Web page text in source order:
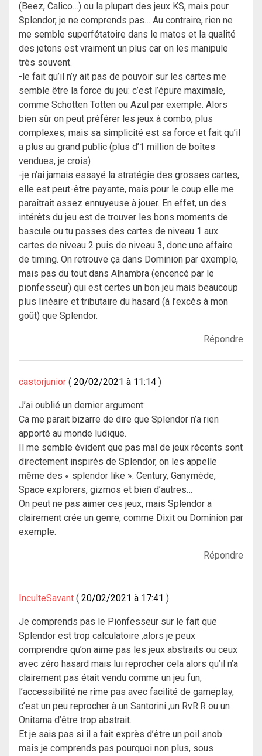
(Beez, Calico…) ou la plupart des jeux KS, mais pour
Splendor, je ne comprends pas… Au contraire, rien ne
me semble superfétatoire dans le matos et la qualité
des jetons est vraiment un plus car on les manipule
très souvent.
-le fait qu’il n’y ait pas de pouvoir sur les cartes me
semble être la force du jeu: c’est l’épure maximale,
comme Schotten Totten ou Azul par exemple. Alors
bien sûr on peut préférer les jeux à combo, plus
complexes, mais sa simplicité est sa force et fait qu’il
a plus au grand public (plus d’1 million de boîtes
vendues, je crois)
-je n’ai jamais essayé la stratégie des grosses cartes,
elle est peut-être payante, mais pour le coup elle me
paraîtrait assez ennuyeuse à jouer. En effet, un des
intérêts du jeu est de trouver les bons moments de
bascule ou tu passes des cartes de niveau 1 aux
cartes de niveau 2 puis de niveau 3, donc une affaire
de timing. On retrouve ça dans Dominion par exemple,
mais pas du tout dans Alhambra (encencé par le
pionfesseur) qui est certes un bon jeu mais beaucoup
plus linéaire et tributaire du hasard (à l’excès à mon
goût) que Splendor.
Répondre
castorjunior 20/02/2021 à 11:14
J’ai oublié un dernier argument:
Ca me parait bizarre de dire que Splendor n’a rien
apporté au monde ludique.
Il me semble évident que pas mal de jeux récents sont
directement inspirés de Splendor, on les appelle
même des « splendor like »: Century, Ganymède,
Space explorers, gizmos et bien d’autres…
On peut ne pas aimer ces jeux, mais Splendor a
clairement crée un genre, comme Dixit ou Dominion par
exemple.
Répondre
InculteSavant 20/02/2021 à 17:41
Je comprends pas le Pionfesseur sur le fait que
Splendor est trop calculatoire ,alors je peux
comprendre qu’on aime pas les jeux abstraits ou ceux
avec zéro hasard mais lui reprocher cela alors qu’il n’a
clairement pas était vendu comme un jeu fun,
l’accessibilité ne rime pas avec facilité de gameplay,
c’est un peu reprocher à un Santorini ,un RvR:R ou un
Onitama d’être trop abstrait.
Et je sais pas si il a fait exprès d’être un poil snob
mais je comprends pas pourquoi non plus, sous